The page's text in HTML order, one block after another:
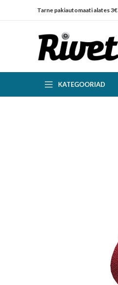
Tarne pakiautomaati alates 3€
KATEGOORIAD